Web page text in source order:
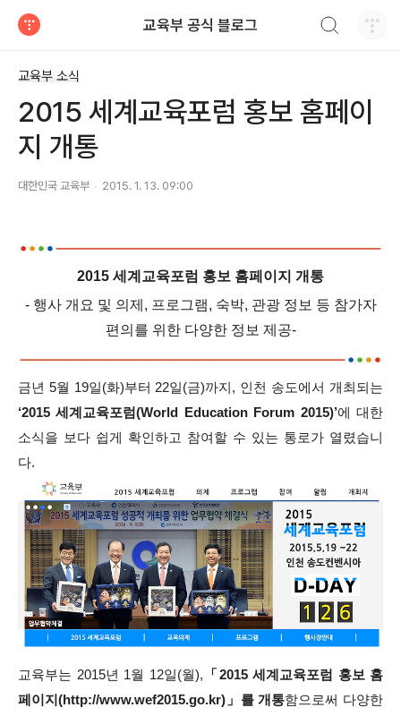
교육부 공식 블로그
교육부 소식
2015 세계교육포럼 홍보 홈페이
지 개통
대한민국 교육부 2015. 1. 13. 09:00
2015 세계교육포럼 홍보 홈페이지 개통
- 행사 개요 및 의제, 프로그램, 숙박, 관광 정보 등 참가자
편의를 위한 다양한 정보 제공-
금년 5월 19일(화)부터 22일(금)까지, 인천 송도에서 개최되는
‘2015 세계교육포럼(World Education Forum 2015)’에 대한
소식을 보다 쉽게 확인하고 참여할 수 있는 통로가 열렸습니
다.
교육부는 2015년 1월 12일(월), 「2015 세계교육포럼 홍보 홈
페이지(http://www.wef2015.go.kr)」를 개통함으로써 다양한